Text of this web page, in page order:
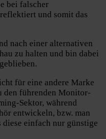
bei falscher
und somit das
nach einer alternativen
zu halten und bin dabei
für eine andere Marke
den führenden Monitor-
Sektor, während
entwickeln, bzw. man
einfach nur günstige